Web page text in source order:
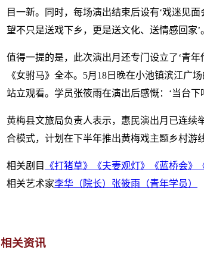
目一新。同时，每场演出结束后设有‘戏迷见
望不只是送戏下乡，更是送文化、送情感回家’
值得一提的是，此次演出月还专门设立了‘青
《女驸马》全本。5月18日晚在小池镇滨江广
站立观看。学员张筱雨在演出后感慨：‘当台
黄梅县文旅局负责人表示，惠民演出月已连续
合模式，计划在下半年推出黄梅戏主题乡村游
相关剧目 《打猪草》 《夫妻观灯》 《蓝桥会》
相关艺术家李华（院长） 张筱雨（青年学员）
相关资讯